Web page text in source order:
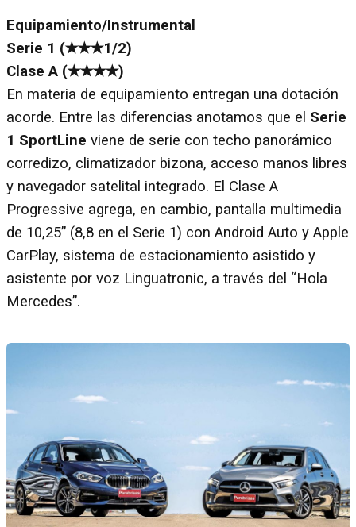
Equipamiento/Instrumental
Serie 1 (✭✭✭1/2)
Clase A (✭✭✭✭)
En materia de equipamiento entregan una dotación
acorde. Entre las diferencias anotamos que el Serie
1 SportLine viene de serie con techo panorámico
corredizo, climatizador bizona, acceso manos libres
y navegador satelital integrado. El Clase A
Progressive agrega, en cambio, pantalla multimedia
de 10,25” (8,8 en el Serie 1) con Android Auto y Apple
CarPlay, sistema de estacionamiento asistido y
asistente por voz Linguatronic, a través del “Hola
Mercedes”.